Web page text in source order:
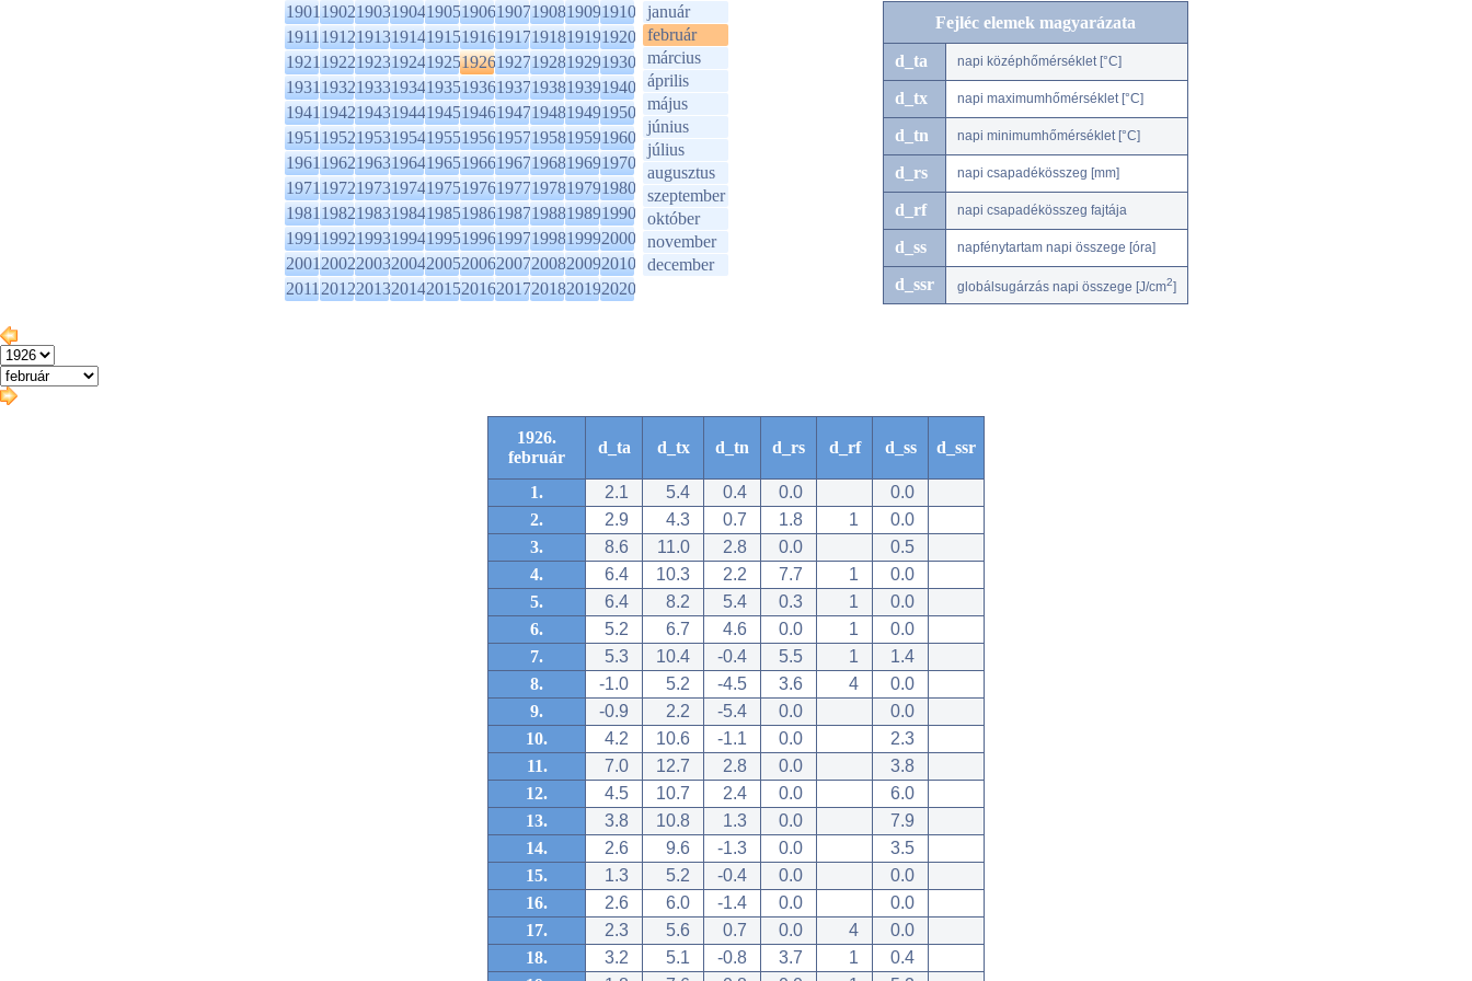
1901190219031904190519061907190819091910
1911191219131914191519161917191819191920
1921192219231924192519261927192819291930
1931193219331934193519361937193819391940
1941194219431944194519461947194819491950
1951195219531954195519561957195819591960
1961196219631964196519661967196819691970
1971197219731974197519761977197819791980
1981198219831984198519861987198819891990
1991199219931994199519961997199819992000
2001200220032004200520062007200820092010
2011201220132014201520162017201820192020
január
február
március
április
május
június
július
augusztus
szeptember
október
november
december
Fejléc elemek magyarázata
d_ta napi középhőmérséklet [°C]
d_tx napi maximumhőmérséklet [°C]
d_tn napi minimumhőmérséklet [°C]
d_rs napi csapadékösszeg [mm]
d_rf napi csapadékösszeg fajtája
d_ss napfénytartam napi összege [óra]
d_ssr globálsugárzás napi összege [J/cm2]
1926.
február
d_ta d_tx d_tn d_rs d_rf d_ss d_ssr
1. 2.1 5.4 0.4 0.0
0.0
2.
2.9 4.3 0.7 1.8 1
0.0
3.
8.6 11.0 2.8 0.0
0.5
4.
6.4 10.3 2.2 7.7 1
0.0
5.
6.4 8.2 5.4 0.3 1
0.0
6.
5.2 6.7 4.6 0.0 1
0.0
7.
5.3 10.4 -0.4 5.5 1
1.4
8.
-1.0 5.2 -4.5 3.6 4
0.0
9.
-0.9 2.2 -5.4 0.0
0.0
10.
4.2 10.6 -1.1 0.0
2.3
11.
7.0 12.7 2.8 0.0
3.8
12.
4.5 10.7 2.4 0.0
6.0
13.
3.8 10.8 1.3 0.0
7.9
14.
2.6 9.6 -1.3 0.0
3.5
15.
1.3 5.2 -0.4 0.0
0.0
16.
2.6 6.0 -1.4 0.0
0.0
17.
2.3 5.6 0.7 0.0 4
0.0
18.
3.2 5.1 -0.8 3.7 1
0.4